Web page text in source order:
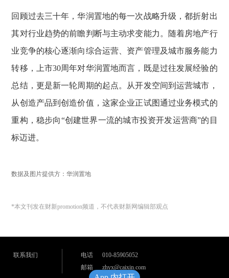
回顾过去三十年，华润置地的每一次战略升级，都折射出
其对行业趋势的前瞻判断与主动求变能力。随着房地产行
业竞争的核心逐渐向综合运营、资产管理及城市服务能力
转移，上市30周年对华润置地而言，既是过往发展经验的
总结，更是新一轮周期的起点。从开发空间到运营城市，
从创造产品到创造价值，这家企业正试图通过业务模式的
重构，稳步向“创建世界一流的城市投资开发运营商”的目
标迈进。
数据及图片提供方：华润置地
*本文刊发在财新promotion频道，不代表财新网编辑部观点
联系我们 电话
010-85905052
邮箱
zhyx@caixin.com